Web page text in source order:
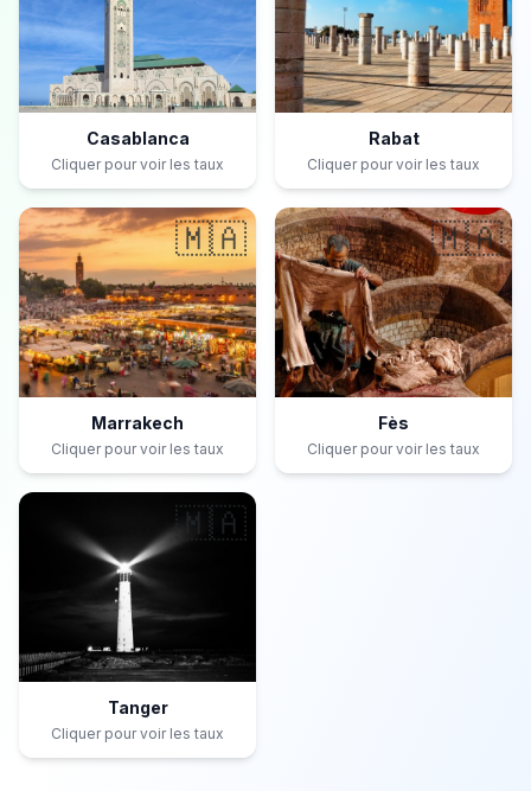
Casablanca
Cliquer pour voir les taux
Rabat
Cliquer pour voir les taux
🇲🇦
Marrakech
Cliquer pour voir les taux
🇲🇦
Fès
Cliquer pour voir les taux
🇲🇦
Tanger
Cliquer pour voir les taux